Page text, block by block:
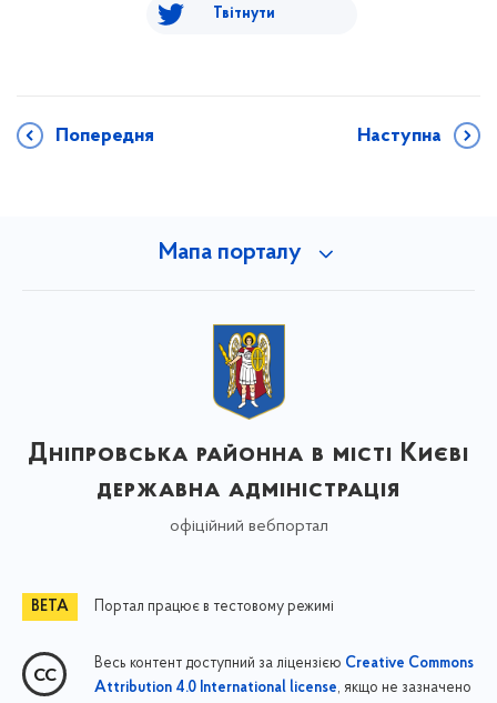
Твітнути
Попередня Наступна
Мапа порталу
Дніпровська районна в місті Києві
державна адміністрація
офіційний вебпортал
Портал працює в тестовому режимі
Весь контент доступний за ліцензією Creative Commons
Attribution 4.0 International license, якщо не зазначено